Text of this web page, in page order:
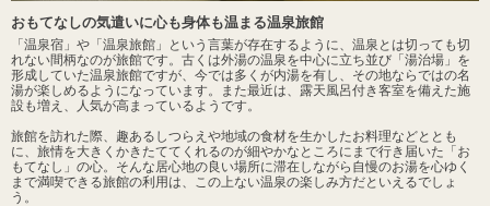
おもてなしの気遣いに心も身体も温まる温泉旅館
「温泉宿」や「温泉旅館」という言葉が存在するように、温泉とは切っても切
れない間柄なのが旅館です。古くは外湯の温泉を中心に立ち並び「湯治場」を
形成していた温泉旅館ですが、今では多くが内湯を有し、その地ならではの名
湯が楽しめるようになっています。また最近は、露天風呂付き客室を備えた施
設も増え、人気が高まっているようです。
旅館を訪れた際、趣あるしつらえや地域の食材を生かしたお料理などととも
に、旅情を大きくかきたててくれるのが細やかなところにまで行き届いた「お
もてなし」の心。そんな居心地の良い場所に滞在しながら自慢のお湯を心ゆく
まで満喫できる旅館の利用は、この上ない温泉の楽しみ方だといえるでしょ
う。